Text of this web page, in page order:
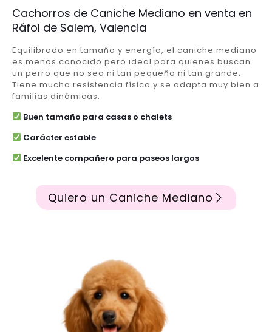
Cachorros de Caniche Mediano en venta en
Ráfol de Salem, Valencia
Equilibrado en tamaño y energía, el caniche mediano
es menos conocido pero ideal para quienes buscan
un perro que no sea ni tan pequeño ni tan grande.
Tiene mucha resistencia física y se adapta muy bien a
familias dinámicas.
Buen tamaño para casas o chalets
Carácter estable
Excelente compañero para paseos largos
Quiero un Caniche Mediano